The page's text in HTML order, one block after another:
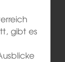
gibt es